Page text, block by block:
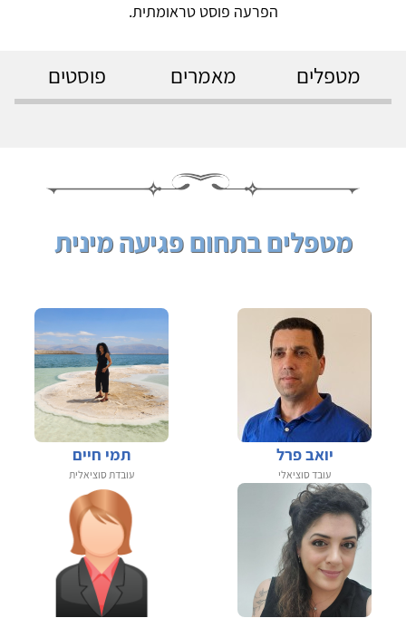
הפרעה פוסט טראומתית.
מטפלים מאמרים פוסטים
מטפלים בתחום פגיעה מינית
יואב פרל
עובד סוציאלי
תמי חיים
עובדת סוציאלית